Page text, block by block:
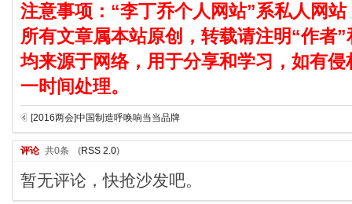
注意事项：“李丁乔个人网站”系私人网
所有文章属本站原创，转载请注明“作者
均来源于网络，用于分享和学习，如有
一时间处理。
[2016两会]中国制造呼唤响当当品牌
评论 共0条 (RSS 2.0)
暂无评论，快抢沙发吧。